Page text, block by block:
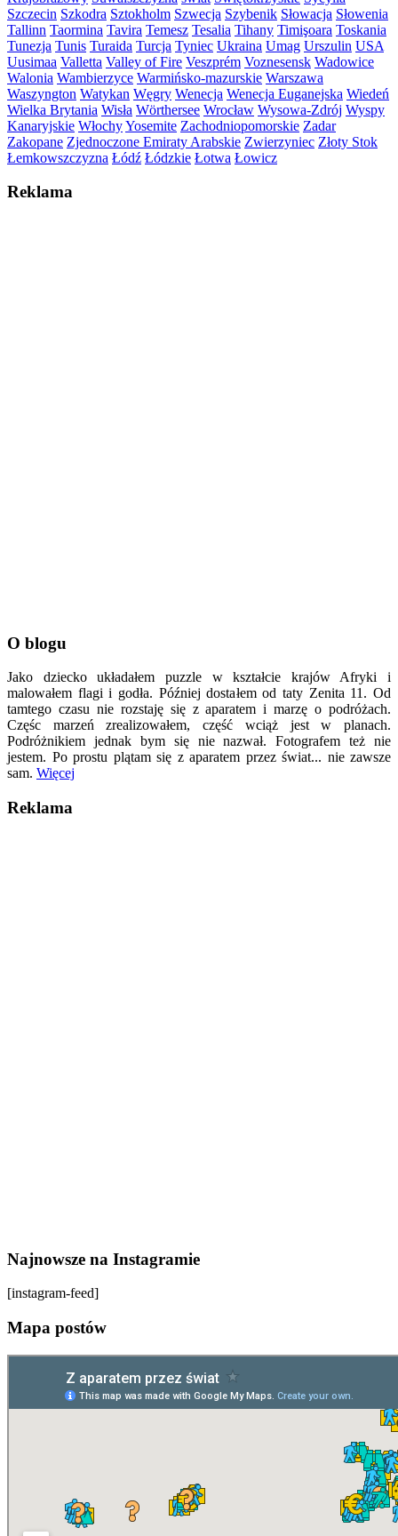
Szczecin Szkodra Sztokholm Szwecja Szybenik Słowacja Słowenia
Tallinn Taormina Tavira Temesz Tesalia Tihany Timişoara Toskania
Tunezja Tunis Turaida Turcja Tyniec Ukraina Umag Urszulin USA
Uusimaa Valletta Valley of Fire Veszprém Voznesensk Wadowice
Walonia Wambierzyce Warmińsko-mazurskie Warszawa
Waszyngton Watykan Węgry Wenecja Wenecja Euganejska Wiedeń
Wielka Brytania Wisła Wörthersee Wrocław Wysowa-Zdrój Wyspy
Kanaryjskie WłochyYosemite Zachodniopomorskie Zadar
Zakopane Zjednoczone Emiraty Arabskie Zwierzyniec Złoty Stok
Łemkowszczyzna Łódź Łódzkie Łotwa Łowicz
Reklama
O blogu
Jako dziecko układałem puzzle w kształcie krajów Afryki i
malowałem flagi i godła. Później dostałem od taty Zenita 11. Od
tamtego czasu nie rozstaję się z aparatem i marzę o podróżach.
Częśc marzeń zrealizowałem, część wciąż jest w planach.
Podróżnikiem jednak bym się nie nazwał. Fotografem też nie
jestem. Po prostu plątam się z aparatem przez świat... nie zawsze
sam. Więcej
Reklama
Najnowsze na Instagramie
[instagram-feed]
Mapa postów